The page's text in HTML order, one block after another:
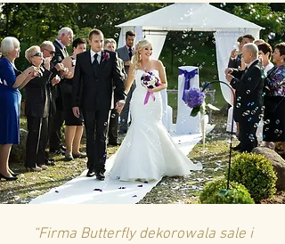
“Firma Butterfly dekorowala sale i